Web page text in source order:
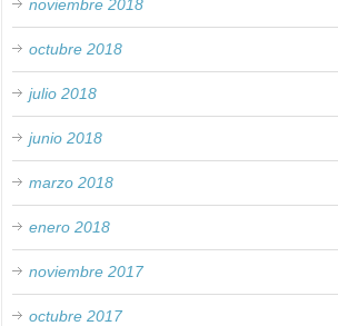
noviembre 2018
octubre 2018
julio 2018
junio 2018
marzo 2018
enero 2018
noviembre 2017
octubre 2017